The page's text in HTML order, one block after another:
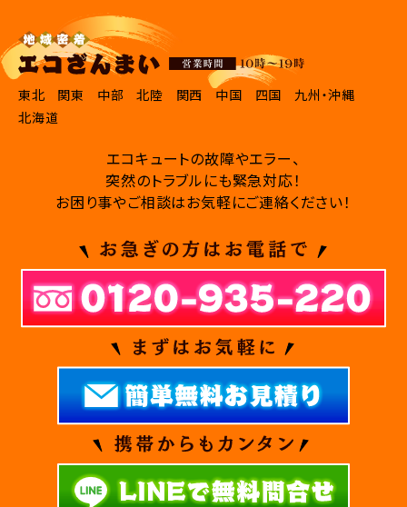
東北 関東 中部 北陸 関西 中国 四国
九州・沖縄
北海道
エコキュートの故障やエラー、
突然のトラブルにも緊急対応！
お困り事やご相談はお気軽にご連絡ください！